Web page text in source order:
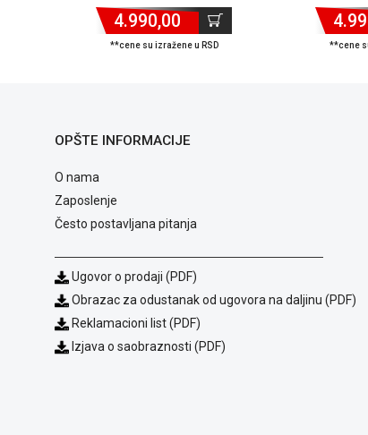
4.990,00
**cene su izražene u RSD **cene
OPŠTE INFORMACIJE
O nama
Zaposlenje
Često postavljana pitanja
Ugovor o prodaji (PDF)
Obrazac za odustanak od ugovora na daljinu (PDF)
Reklamacioni list (PDF)
Izjava o saobraznosti (PDF)